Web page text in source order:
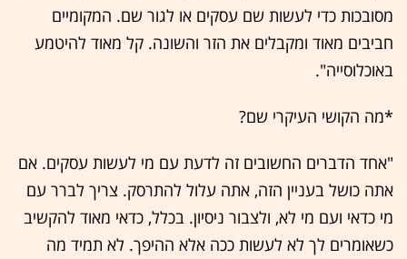
מסובכות כדי לעשות שם עסקים או לגור שם. המקומיים
חביבים מאוד ומקבלים את הזר והשונה. קל מאוד להיטמע
באוכלוסייה".
*מה הקושי העיקרי שם?
"אחד הדברים החשובים זה לדעת עם מי לעשות עסקים. אם
אתה כושל בעניין הזה, אתה עלול להתרסק. צריך לברר עם
מי כדאי ועם מי לא, ולצבור ניסיון. בכלל, כדאי מאוד להקשיב
כשאומרים לך לא לעשות ככה אלא ההיפך. לא תמיד מה